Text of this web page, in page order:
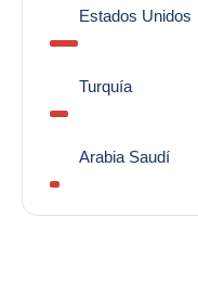
Estados Unidos
Turquía
Arabia Saudí